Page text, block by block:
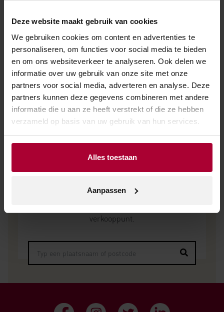
Deze website maakt gebruik van cookies
We gebruiken cookies om content en advertenties te
personaliseren, om functies voor social media te bieden
en om ons websiteverkeer te analyseren. Ook delen we
informatie over uw gebruik van onze site met onze
partners voor social media, adverteren en analyse. Deze
partners kunnen deze gegevens combineren met andere
informatie die u aan ze heeft verstrekt of die ze hebben
verzameld op basis van uw gebruik van hun services.
Alles toestaan
Aanpassen
Meer weten over deze
wijn?
NEEM CONTACT OP
Verkooppunt zoeken
Geen zakelijke klant? Vul dan uw plaatsnaam of
verkooppunt.